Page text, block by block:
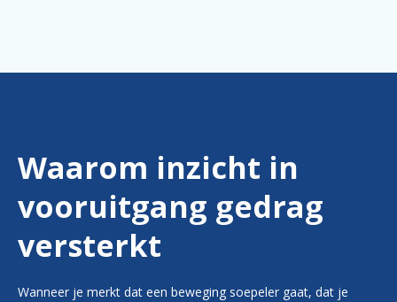
Waarom inzicht in
vooruitgang gedrag
versterkt
Wanneer je merkt dat een beweging soepeler gaat, dat je